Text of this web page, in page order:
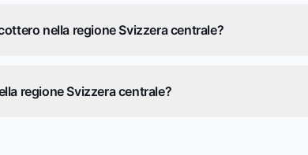
nella regione Svizzera centrale?
regione Svizzera centrale?